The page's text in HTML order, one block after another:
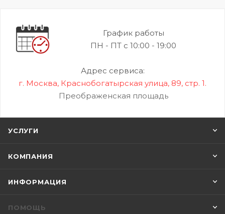
График работы
ПН - ПТ с 10:00 - 19:00
Адрес сервиса:
г. Москва, Краснобогатырская улица, 89, стр. 1.
Преображенская площадь
УСЛУГИ
КОМПАНИЯ
ИНФОРМАЦИЯ
ПОМОЩЬ